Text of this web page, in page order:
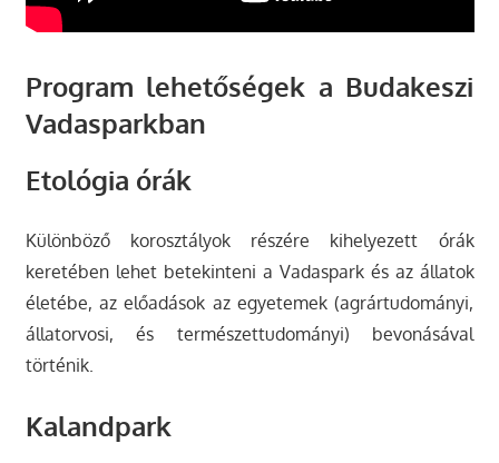
Program lehetőségek a Budakeszi
Vadasparkban
Etológia órák
Különböző korosztályok részére kihelyezett órák
keretében lehet betekinteni a Vadaspark és az állatok
életébe, az előadások az egyetemek (agrártudományi,
állatorvosi, és természettudományi) bevonásával
történik.
Kalandpark